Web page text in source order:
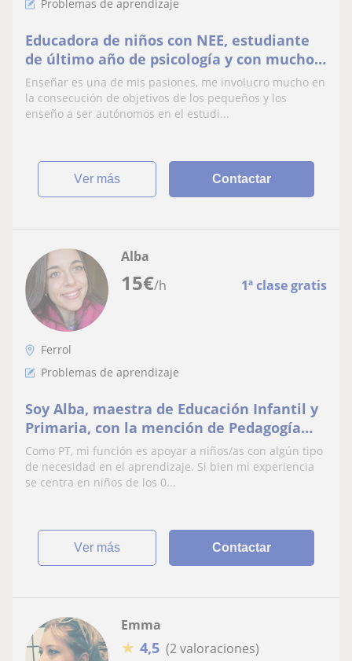
Problemas de aprendizaje
Educadora de niños con NEE, estudiante
de último año de psicología y con muchos
años de experiencia en clases
particulares.
Enseñar es una de mis pasiones, me involucro mucho en
la consecución de objetivos de los pequeños y los
enseño a ser autónomos en el estudi...
ver más Contactar
15€/h 1ª clase gratis
Alba
Ferrol
Problemas de aprendizaje
Soy Alba, maestra de Educación Infantil y
Primaria, con la mención de Pedagogía
Terapéutica
Como PT, mi función es apoyar a niños/as con algún tipo
de necesidad en el aprendizaje. Si bien mi experiencia
se centra en niños de los 0...
ver más Contactar
Emma
★ 4,5 (2 valoraciones)